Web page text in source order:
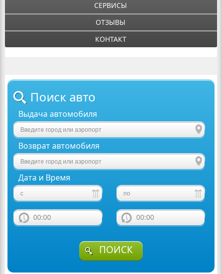
СЕРВИСЫ
ОТЗЫВЫ
КОНТАКТ
Поиск авто
Выдача автомобиля
Возврат автомобиля
Дата и Время
00:00 00:00
ПОИСК